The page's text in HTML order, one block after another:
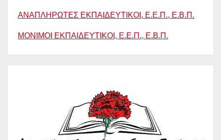
ΑΝΑΠΛΗΡΩΤΕΣ ΕΚΠΑΙΔΕΥΤΙΚΟΙ, Ε.Ε.Π., Ε.Β.Π.
ΜΟΝΙΜΟΙ ΕΚΠΑΙΔΕΥΤΙΚΟΙ, Ε.Ε.Π., Ε.Β.Π.